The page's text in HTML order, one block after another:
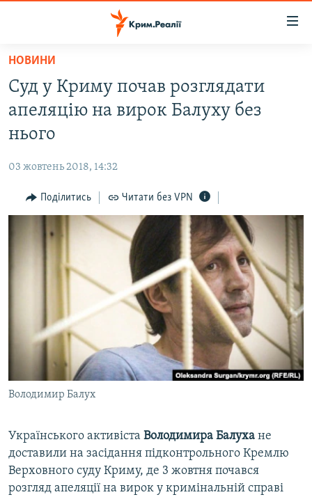
Перейти
основного
матеріалу
до
основної
Перейти
до
ВОДА.КРИМ
БЛОГИ
ПОГЛЯД
ІНТЕРВ'Ю
ВСЕ ЗА ДЕНЬ
СПЕЦПРОЕКТИ
ВІДЕОУРОКИ «ELIFBE»
СВІДЧЕННЯ ОКУПАЦІЇ
УКРАЇНСЬКА ПРОБЛЕМА КРИМУ
ІНФОГРАФІКА
ЯК ОБІЙТИ БЛОКУВАННЯ
Русский
Qırımtatar
ДОЛУЧАЙСЯ!
Усі сайти RFE/RL
НОВИНИ
Суд у Криму почав розглядати
апеляцію на вирок Балуху без
нього
03 жовтень 2018, 14:32
Поділитись Читати без VPN
Володимир Балух
Українського активіста Володимира Балуха не
доставили на засідання підконтрольного Кремлю
Верховного суду Криму, де 3 жовтня почався
розгляд апеляції на вирок у кримінальній справі